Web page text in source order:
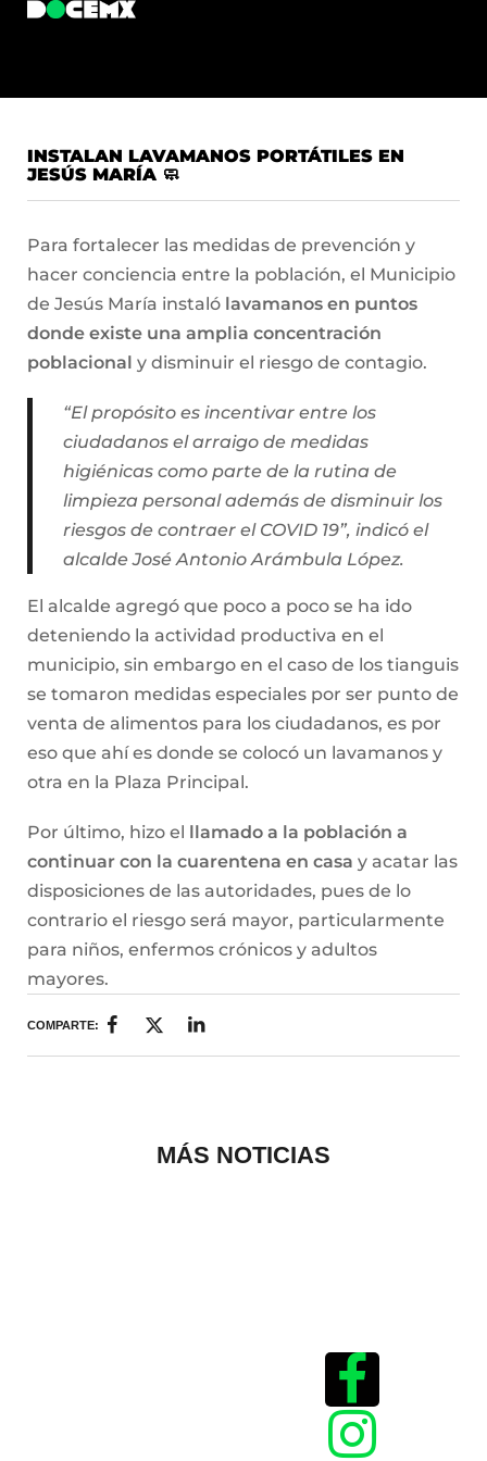
INSTALAN LAVAMANOS PORTÁTILES EN
JESÚS MARÍA 🧼
Para fortalecer las medidas de prevención y
hacer conciencia entre la población, el Municipio
de Jesús María instaló lavamanos en puntos
donde existe una amplia concentración
poblacional y disminuir el riesgo de contagio.
“El propósito es incentivar entre los
ciudadanos el arraigo de medidas
higiénicas como parte de la rutina de
limpieza personal además de disminuir los
riesgos de contraer el COVID 19”, indicó el
alcalde José Antonio Arámbula López.
El alcalde agregó que poco a poco se ha ido
deteniendo la actividad productiva en el
municipio, sin embargo en el caso de los tianguis
se tomaron medidas especiales por ser punto de
venta de alimentos para los ciudadanos, es por
eso que ahí es donde se colocó un lavamanos y
otra en la Plaza Principal.
Por último, hizo el
llamado a la población a
continuar con la cuarentena en casa y acatar las
disposiciones de las autoridades, pues de lo
contrario el riesgo será mayor, particularmente
para niños, enfermos crónicos y adultos
mayores.
COMPARTE:
MÁS NOTICIAS